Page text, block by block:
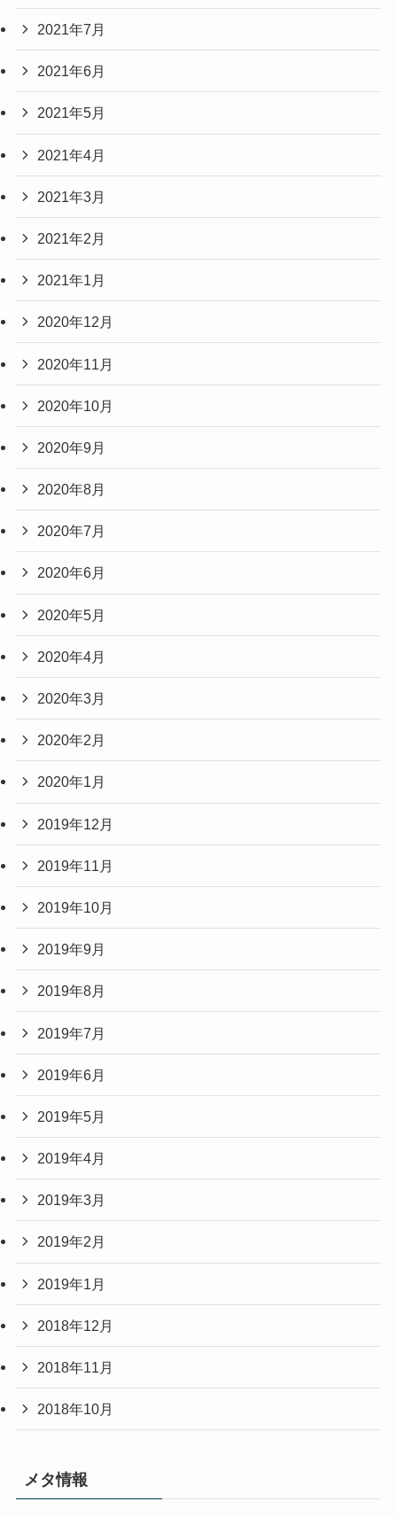
2021年7月
2021年6月
2021年5月
2021年4月
2021年3月
2021年2月
2021年1月
2020年12月
2020年11月
2020年10月
2020年9月
2020年8月
2020年7月
2020年6月
2020年5月
2020年4月
2020年3月
2020年2月
2020年1月
2019年12月
2019年11月
2019年10月
2019年9月
2019年8月
2019年7月
2019年6月
2019年5月
2019年4月
2019年3月
2019年2月
2019年1月
2018年12月
2018年11月
2018年10月
メタ情報